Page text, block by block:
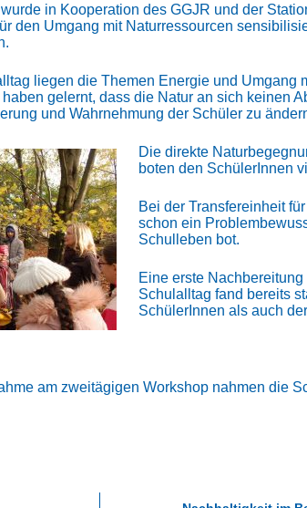
in Kooperation des GGJR und der
den Umgang mit Naturressourcen
liegen die Themen Energie und Umgang
gelernt, dass die Natur an sich keinen
und Wahrnehmung der Schüler zu
Die direkte
boten den SchülerInnen
Bei der Transfereinheit
schon ein
Schulleben bot.
Eine erste
Schulalltag fand bereits
SchülerInnen als auch
am zweitägigen Workshop nahmen die